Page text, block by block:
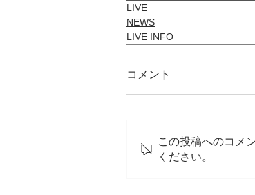
LIVE
NEWS
LIVE INFO
コメント
この投稿へのコメ
ください。